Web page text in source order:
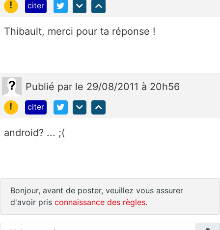
!
citer
Thibault, merci pour ta réponse !
Publié par le 29/08/2011 à 20h56
!
citer
android? ... ;(
Bonjour, avant de poster, veuillez vous assurer
d'avoir pris connaissance des règles.